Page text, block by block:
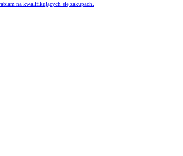
na kwalifikujących się zakupach.